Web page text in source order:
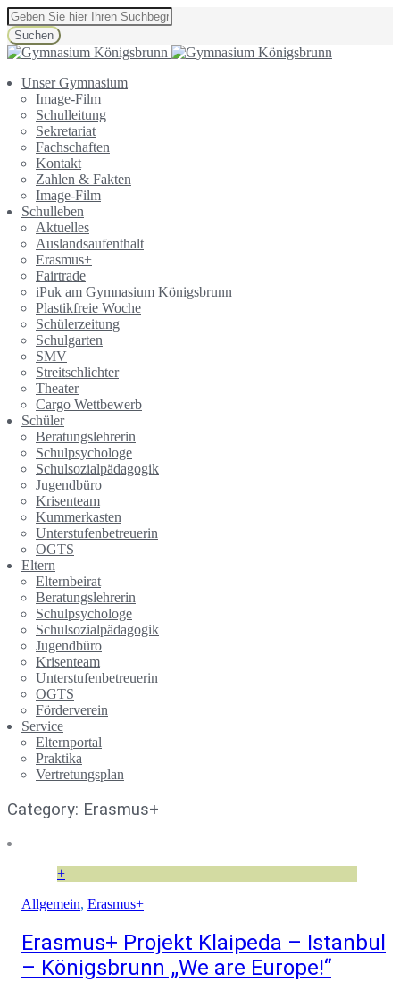
Suchen
Unser Gymnasium
Image-Film
Schulleitung
Sekretariat
Fachschaften
Kontakt
Zahlen & Fakten
Image-Film
Schulleben
Aktuelles
Auslandsaufenthalt
Erasmus+
Fairtrade
iPuk am Gymnasium Königsbrunn
Plastikfreie Woche
Schülerzeitung
Schulgarten
SMV
Streitschlichter
Theater
Cargo Wettbewerb
Schüler
Beratungslehrerin
Schulpsychologe
Schulsozialpädagogik
Jugendbüro
Krisenteam
Kummerkasten
Unterstufenbetreuerin
OGTS
Eltern
Elternbeirat
Beratungslehrerin
Schulpsychologe
Schulsozialpädagogik
Jugendbüro
Krisenteam
Unterstufenbetreuerin
OGTS
Förderverein
Service
Elternportal
Praktika
Vertretungsplan
Category: Erasmus+
+
Allgemein, Erasmus+
Erasmus+ Projekt Klaipeda – Istanbul
– Königsbrunn „We are Europe!“